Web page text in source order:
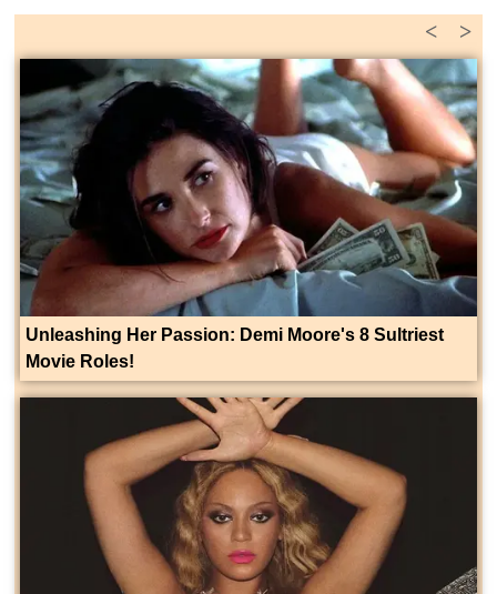
>
<
Unleashing Her Passion: Demi Moore's 8 Sultriest
Movie Roles!